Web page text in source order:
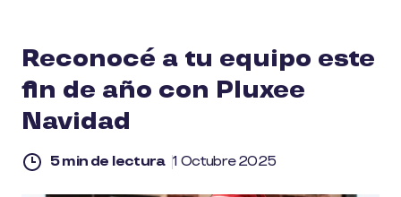
Reconocé a tu equipo este
fin de año con Pluxee
Navidad
5 min de lectura 1 Octubre 2025